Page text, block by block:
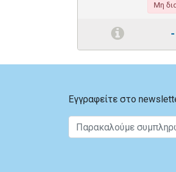
Μη
-
Εγγραφείτε στο